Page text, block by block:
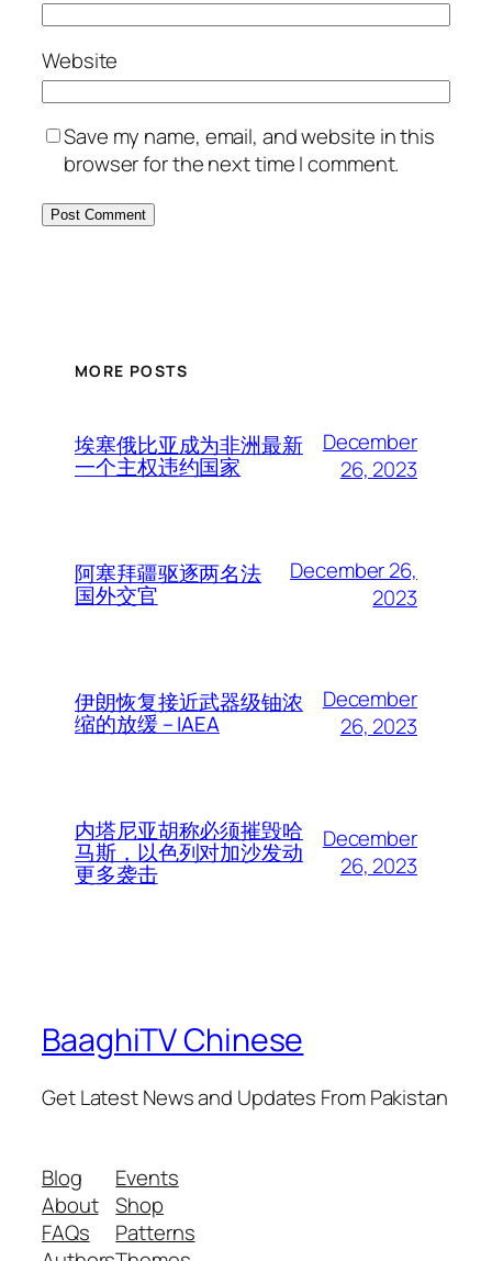
Website
Save my name, email, and website in this
browser for the next time I comment.
MORE POSTS
埃塞俄比亚成为非洲最新
一个主权违约国家
December
26, 2023
阿塞拜疆驱逐两名法
国外交官
December 26,
2023
伊朗恢复接近武器级铀浓
缩的放缓 – IAEA
December
26, 2023
内塔尼亚胡称必须摧毁哈
马斯，以色列对加沙发动
更多袭击
December
26, 2023
BaaghiTV Chinese
Get Latest News and Updates From Pakistan
Blog
About
FAQs
Events
Shop
Patterns